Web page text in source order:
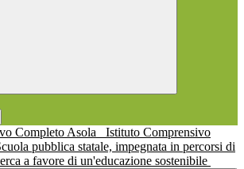
Istituto Comprensivo
pubblica statale, impegnata in percorsi di
a favore di un'educazione sostenibile